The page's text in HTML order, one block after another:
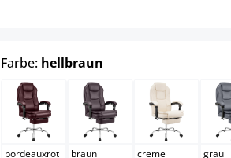
Farbe: hellbraun
bordeauxrot
bordeauxrot
braun
braun
creme
creme
grau